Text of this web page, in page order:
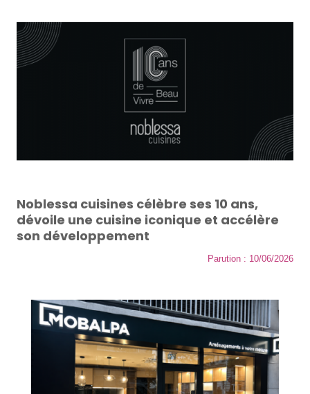
Noblessa cuisines célèbre ses 10 ans,
dévoile une cuisine iconique et accélère
son développement
Parution : 10/06/2026